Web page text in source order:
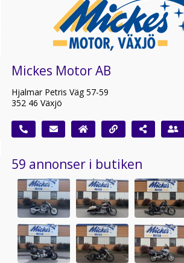
Mickes Motor AB
Hjalmar Petris Väg 57-59
352 46 Växjö
59 annonser i butiken